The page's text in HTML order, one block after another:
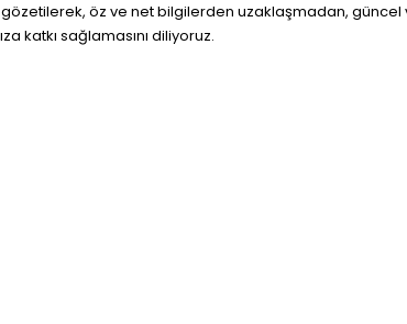
öz ve net bilgilerden uzaklaşmadan,
katkı sağlamasını diliyoruz.